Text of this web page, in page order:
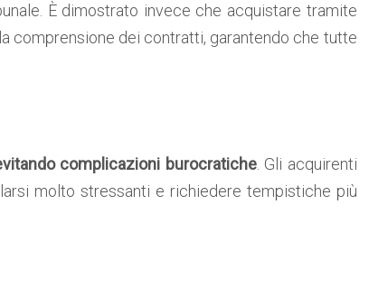
È dimostrato invece che acquistare tramite
comprensione dei contratti, garantendo che tutte
complicazioni burocratiche. Gli acquirenti
molto stressanti e richiedere tempistiche più